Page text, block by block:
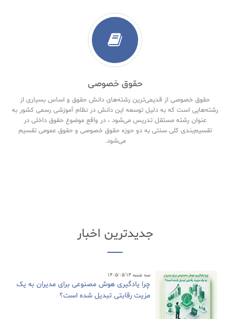
حقوق خصوصی
حقوق خصوصی از قدیمی‌ترین رشته‌های دانش حقوق و اساس بسیاری از
رشته‌هایی است که به دلیل توسعه این دانش در نظام آموزشی رسمی کشور به
عنوان رشته مستقل تدریس می‌شود ، در واقع موضوع حقوق داخلی در
تقسیم‌بندی کلی سنتی به دو حوزه حقوق خصوصی و حقوق‌ عمومی تقسیم
می‌شود.
جدیدترین اخبار
سه شنبه ۱۴۰۵/۰۵/۱۳
چرا یادگیری هوش مصنوعی برای مدیران به یک
مزیت رقابتی تبدیل شده است؟